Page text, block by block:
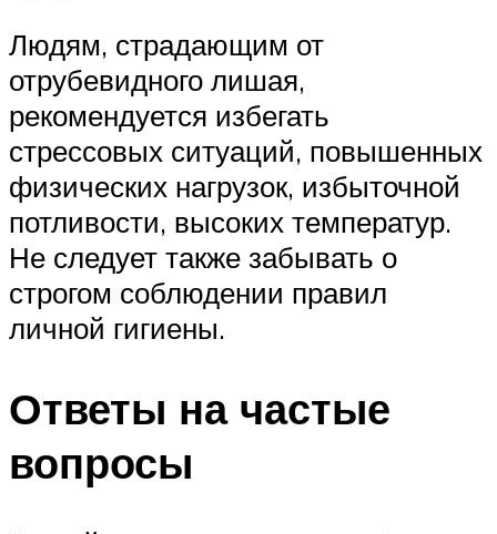
Людям, страдающим от
отрубевидного лишая,
рекомендуется избегать
стрессовых ситуаций, повышенных
физических нагрузок, избыточной
потливости, высоких температур.
Не следует также забывать о
строгом соблюдении правил
личной гигиены.
Ответы на частые
вопросы